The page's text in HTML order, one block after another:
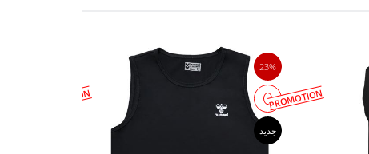
23%
PROMOTION
جدید
PROMOTION